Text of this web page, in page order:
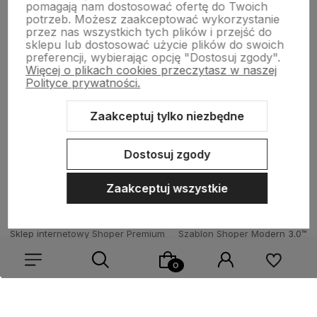
Wsparcie
Sklep internetowy Shoper Premium
Szablon Shoper Modern 3.0™
pomagają nam dostosować ofertę do Twoich
potrzeb. Możesz zaakceptować wykorzystanie
przez nas wszystkich tych plików i przejść do
sklepu lub dostosować użycie plików do swoich
preferencji, wybierając opcję "Dostosuj zgody".
Więcej o plikach cookies przeczytasz w naszej
Polityce prywatności.
Zaakceptuj tylko niezbędne
Dostosuj zgody
Zaakceptuj wszystkie